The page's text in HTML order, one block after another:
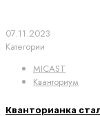
07.11.2023
Категории
MICAST
Кванториум
Кванторианка